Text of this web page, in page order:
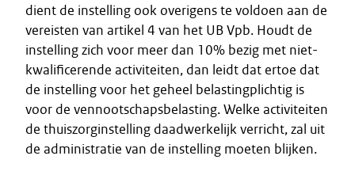
dient de instelling ook overigens te voldoen aan de
vereisten van artikel 4 van het UB Vpb. Houdt de
instelling zich voor meer dan 10% bezig met niet-
kwalificerende activiteiten, dan leidt dat ertoe dat
de instelling voor het geheel belastingplichtig is
voor de vennootschapsbelasting. Welke activiteiten
de thuiszorginstelling daadwerkelijk verricht, zal uit
de administratie van de instelling moeten blijken.